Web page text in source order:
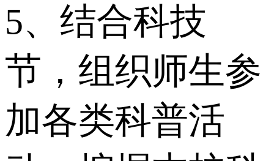
5、结合科技
节，组织师生参
加各类科普活